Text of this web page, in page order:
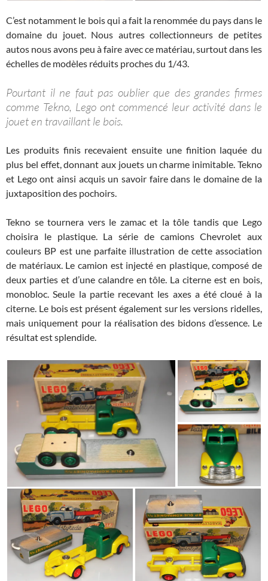
C’est notamment le bois qui a fait la renommée du pays dans le
domaine du jouet. Nous autres collectionneurs de petites
autos nous avons peu à faire avec ce matériau, surtout dans les
échelles de modèles réduits proches du 1/43.
Pourtant il ne faut pas oublier que des grandes firmes
comme Tekno, Lego ont commencé leur activité dans le
jouet en travaillant le bois.
Les produits finis recevaient ensuite une finition laquée du
plus bel effet, donnant aux jouets un charme inimitable. Tekno
et Lego ont ainsi acquis un savoir faire dans le domaine de la
juxtaposition des pochoirs.
Tekno se tournera vers le zamac et la tôle tandis que Lego
choisira le plastique. La série de camions Chevrolet aux
couleurs BP est une parfaite illustration de cette association
de matériaux. Le camion est injecté en plastique, composé de
deux parties et d’une calandre en tôle. La citerne est en bois,
monobloc. Seule la partie recevant les axes a été cloué à la
citerne. Le bois est présent également sur les versions ridelles,
mais uniquement pour la réalisation des bidons d’essence. Le
résultat est splendide.